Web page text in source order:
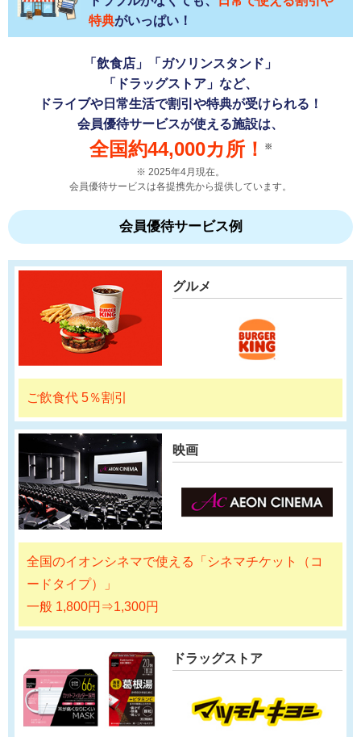
特典がいっぱい！
「飲食店」「ガソリンスタンド」
「ドラッグストア」など、
ドライブや日常生活で割引や特典が受けられる！
会員優待サービスが使える施設は、
全国約44,000カ所！ ※
2025年4月現在。
会員優待サービスは各提携先から提供しています。
会員優待サービス例
グルメ
ご飲食代 5％割引
映画
全国のイオンシネマで使える「シネマチケット（コ
ードタイプ）」
一般 1,800円⇒1,300円
ドラッグストア